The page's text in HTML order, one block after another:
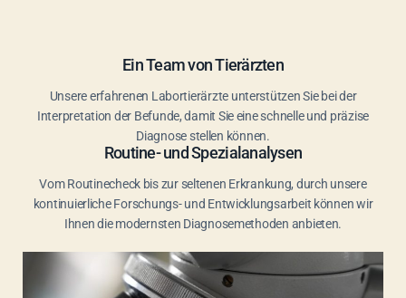
Ein Team von Tierärzten
Unsere erfahrenen Labortierärzte unterstützen Sie bei der
Interpretation der Befunde, damit Sie eine schnelle und präzise
Diagnose stellen können.
Routine- und Spezialanalysen
Vom Routinecheck bis zur seltenen Erkrankung, durch unsere
kontinuierliche Forschungs- und Entwicklungsarbeit können wir
Ihnen die modernsten Diagnosemethoden anbieten.